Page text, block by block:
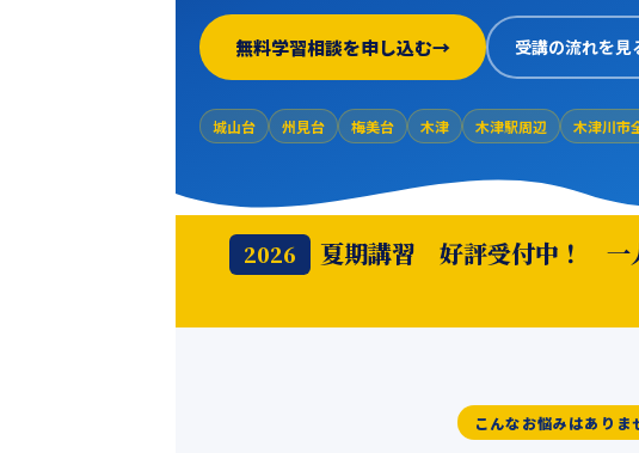
無料学習相談を申し込む 受講の流れを見
城山台 州見台 梅美台 木津 木津駅周辺 木津川市
2026 夏期講習 好評受付中！ 一
こんなお悩みはありま